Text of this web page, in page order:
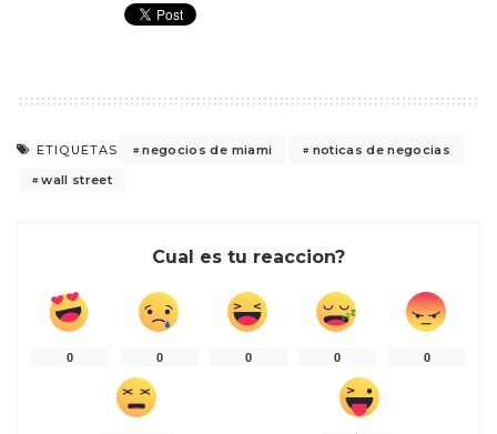
ETIQUETAS negocios de miami
noticas de negocias
wall street
Cual es tu reaccion?
0 0 0 0 0